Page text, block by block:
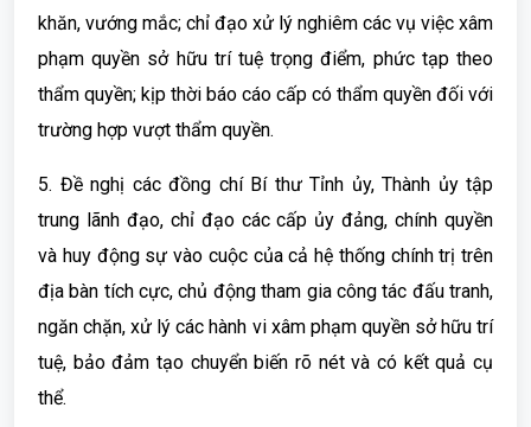
khăn, vướng mắc; chỉ đạo xử lý nghiêm các vụ việc xâm
phạm quyền sở hữu trí tuệ trọng điểm, phức tạp theo
thẩm quyền; kịp thời báo cáo cấp có thẩm quyền đối với
trường hợp vượt thẩm quyền.
5. Đề nghị các đồng chí Bí thư Tỉnh ủy, Thành ủy tập
trung lãnh đạo, chỉ đạo các cấp ủy đảng, chính quyền
và huy động sự vào cuộc của cả hệ thống chính trị trên
địa bàn tích cực, chủ động tham gia công tác đấu tranh,
ngăn chặn, xử lý các hành vi xâm phạm quyền sở hữu trí
tuệ, bảo đảm tạo chuyển biến rõ nét và có kết quả cụ
thể.